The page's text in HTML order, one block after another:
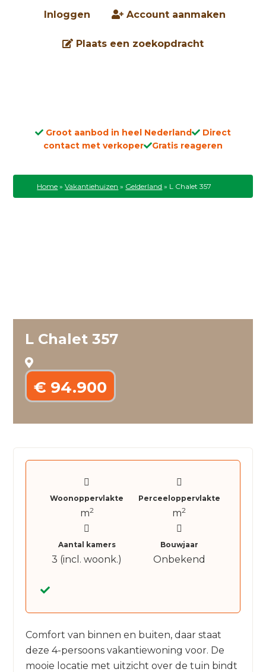
Inloggen Account aanmaken
Plaats een zoekopdracht
Groot aanbod in heel Nederland
Direct
contact met verkoper
Gratis reageren
Home »Vakantiehuizen » Gelderland » L Chalet 357
L Chalet 357
€ 94.900
Woonoppervlakte
m2
Perceeloppervlakte
m2
Aantal kamers
3 (incl. woonk.)
Bouwjaar
Onbekend
Comfort van binnen en buiten, daar staat
deze 4-persoons vakantiewoning voor. De
mooie locatie met uitzicht over de tuin bindt